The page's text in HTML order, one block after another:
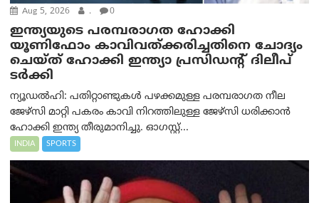
Aug 5, 2026 . 0
ഇന്ത്യയുടെ പരമ്പരാഗത ഹോക്കി
യൂണിഫോം കാവിവത്ക്കരിച്ചതിനെ ചോദ്യം
ചെയ്ത് ഹോക്കി ഇന്ത്യാ പ്രസിഡന്റ് ദിലീപ്
ടര്‍ക്കി
ന്യൂഡൽഹി: പതിറ്റാണ്ടുകൾ പഴക്കമുള്ള പരമ്പരാഗത നീല
ജേഴ്‌സി മാറ്റി പകരം കാവി നിറത്തിലുള്ള ജേഴ്‌സി ധരിക്കാൻ
ഹോക്കി ഇന്ത്യ തീരുമാനിച്ചു. ഓഗസ്റ്റ്...
INDIA SPORTS